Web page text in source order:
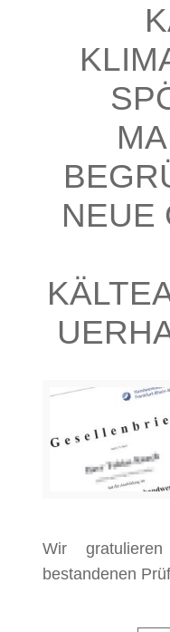
EUE
Wir
bestandenen